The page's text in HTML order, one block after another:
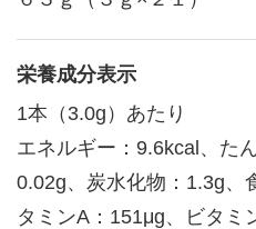
栄養成分表示
1本（3.0g）あたり
エネルギー：9.6kcal、た
0.02g、炭水化物：1.3g、
タミンA：151μg、ビタミ